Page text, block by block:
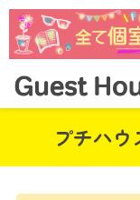
プチハ